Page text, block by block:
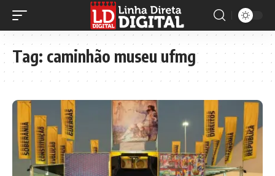
Tag: caminhão museu ufmg